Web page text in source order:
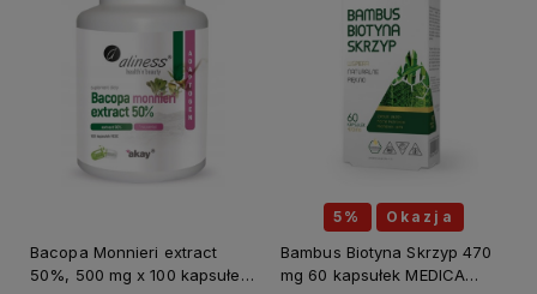
Bacopa Monnieri extract
50%, 500 mg x 100 kapsułek
5% Okazja
Bambus Biotyna Skrzyp 470
mg 60 kapsułek MEDICA